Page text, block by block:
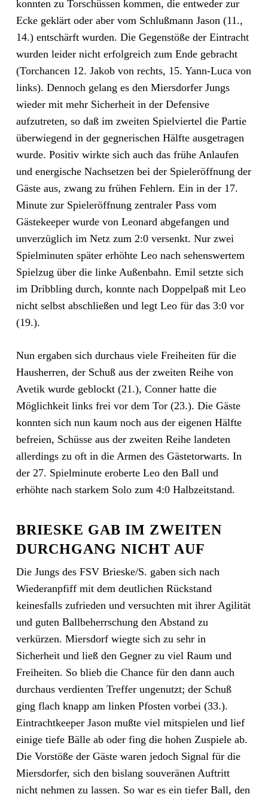
konnten zu Torschüssen kommen, die entweder zur
Ecke geklärt oder aber vom Schlußmann Jason (11.,
14.) entschärft wurden. Die Gegenstöße der Eintracht
wurden leider nicht erfolgreich zum Ende gebracht
(Torchancen 12. Jakob von rechts, 15. Yann-Luca von
links). Dennoch gelang es den Miersdorfer Jungs
wieder mit mehr Sicherheit in der Defensive
aufzutreten, so daß im zweiten Spielviertel die Partie
überwiegend in der gegnerischen Hälfte ausgetragen
wurde. Positiv wirkte sich auch das frühe Anlaufen
und energische Nachsetzen bei der Spieleröffnung der
Gäste aus, zwang zu frühen Fehlern. Ein in der 17.
Minute zur Spieleröffnung zentraler Pass vom
Gästekeeper wurde von Leonard abgefangen und
unverzüglich im Netz zum 2:0 versenkt. Nur zwei
Spielminuten später erhöhte Leo nach sehenswertem
Spielzug über die linke Außenbahn. Emil setzte sich
im Dribbling durch, konnte nach Doppelpaß mit Leo
nicht selbst abschließen und legt Leo für das 3:0 vor
(19.).
Nun ergaben sich durchaus viele Freiheiten für die
Hausherren, der Schuß aus der zweiten Reihe von
Avetik wurde geblockt (21.), Conner hatte die
Möglichkeit links frei vor dem Tor (23.). Die Gäste
konnten sich nun kaum noch aus der eigenen Hälfte
befreien, Schüsse aus der zweiten Reihe landeten
allerdings zu oft in die Armen des Gästetorwarts. In
der 27. Spielminute eroberte Leo den Ball und
erhöhte nach starkem Solo zum 4:0 Halbzeitstand.
BRIESKE GAB IM ZWEITEN
DURCHGANG NICHT AUF
Die Jungs des FSV Brieske/S. gaben sich nach
Wiederanpfiff mit dem deutlichen Rückstand
keinesfalls zufrieden und versuchten mit ihrer Agilität
und guten Ballbeherrschung den Abstand zu
verkürzen. Miersdorf wiegte sich zu sehr in
Sicherheit und ließ den Gegner zu viel Raum und
Freiheiten. So blieb die Chance für den dann auch
durchaus verdienten Treffer ungenutzt; der Schuß
ging flach knapp am linken Pfosten vorbei (33.).
Eintrachtkeeper Jason mußte viel mitspielen und lief
einige tiefe Bälle ab oder fing die hohen Zuspiele ab.
Die Vorstöße der Gäste waren jedoch Signal für die
Miersdorfer, sich den bislang souveränen Auftritt
nicht nehmen zu lassen. So war es ein tiefer Ball, den